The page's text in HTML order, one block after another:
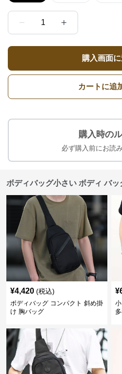
1
購入画面
カートに追
購入時の
必ず購入前にお読
ボディバッグ小さい ボディ バ
¥4,420 (税込)
ボディバッグ コンパクト 斜め掛
け 胸バッグ
¥